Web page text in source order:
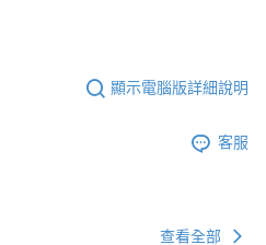
顯示電腦版詳細說明
客服
查看全部